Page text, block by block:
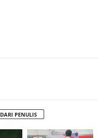
DARI PENULIS